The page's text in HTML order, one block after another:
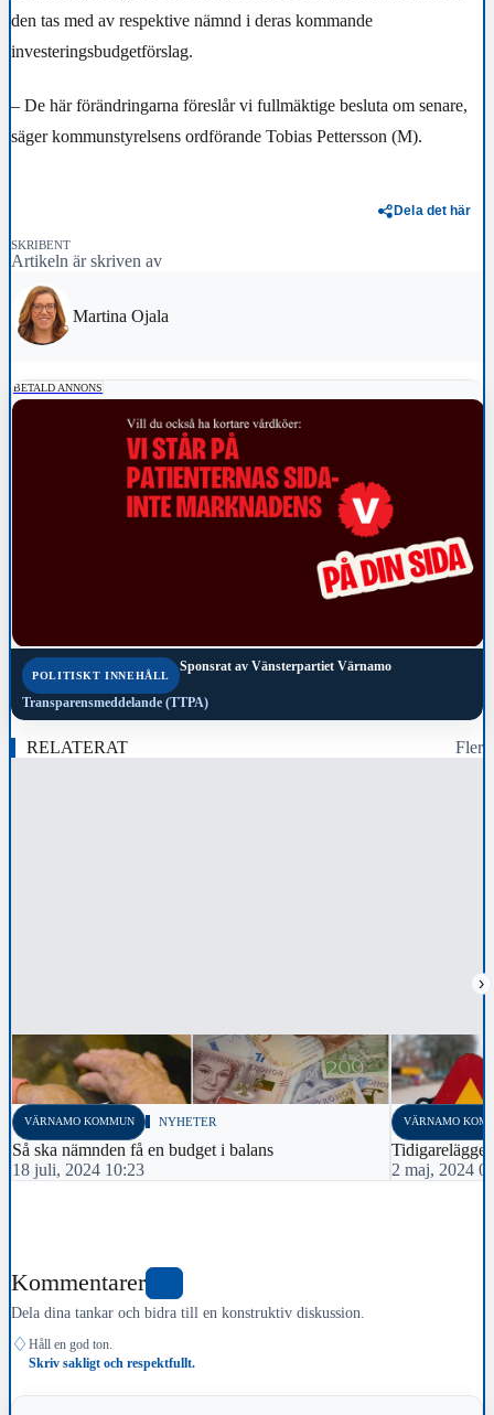
den tas med av respektive nämnd i deras kommande
investeringsbudgetförslag.
– De här förändringarna föreslår vi fullmäktige besluta om senare,
säger kommunstyrelsens ordförande Tobias Pettersson (M).
Dela det här
SKRIBENT
Artikeln är skriven av
Martina Ojala
BETALD ANNONS
POLITISKT INNEHÅLL
Sponsrat av Vänsterpartiet Värnamo
Transparensmeddelande (TTPA)
RELATERAT Fler
›
VÄRNAMO KOMMUN NYHETER
Så ska nämnden få en budget i balans
18 juli, 2024 10:23
VÄRNAMO
2 maj, 2024
Kommentarer
Dela dina tankar och bidra till en konstruktiv diskussion.
♢ Håll en god ton.
Skriv sakligt och respektfullt.